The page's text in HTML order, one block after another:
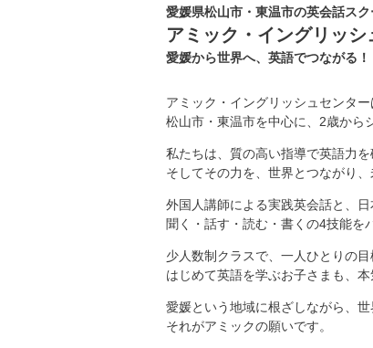
愛媛県松山市・東温市の英会話スク
アミック・イングリッシ
愛媛から世界へ、英語でつながる！
アミック・イングリッシュセンタ
松山市・東温市を中心に、2歳から
私たちは、質の高い指導で英語力
そしてその力を、世界とつながり
外国人講師による実践英会話と、日
聞く・話す・読む・書くの4技能を
少人数制クラスで、一人ひとりの
はじめて英語を学ぶお子さまも、
愛媛という地域に根ざしながら、世
それがアミックの願いです。